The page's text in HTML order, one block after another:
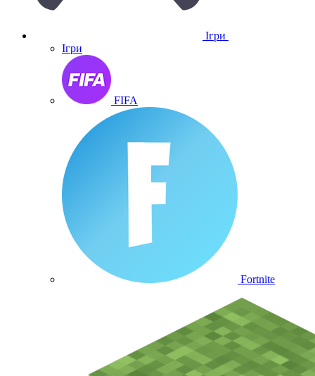
Ігри
Ігри
FIFA
Fortnite